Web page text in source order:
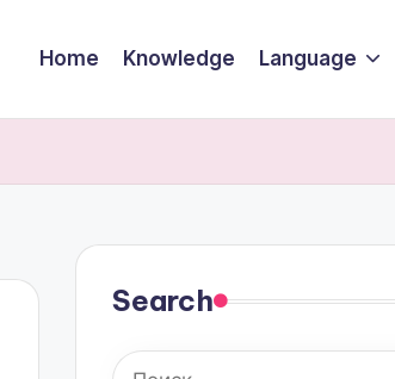
Home Knowledge Language
Search